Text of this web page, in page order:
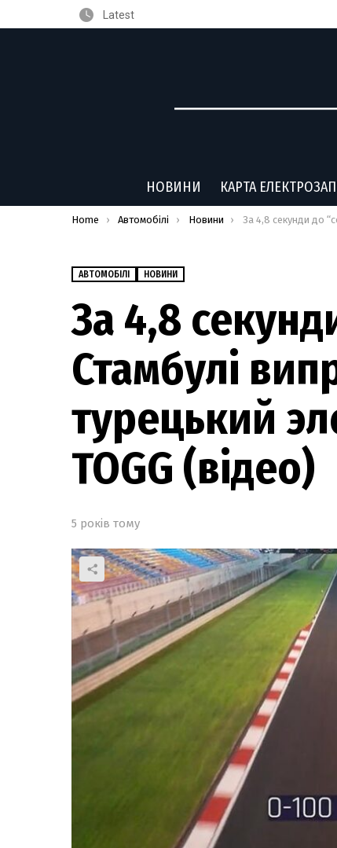
Latest
НОВИНИ КАРТА
You are here:
Home Автомобілі Новини За 4,8 секунди до “сотні”: у Стамбулі
АВТОМОБІЛІ НОВИНИ
За 4,8
Стамбулі
турецький
TOGG (відео)
5 років тому